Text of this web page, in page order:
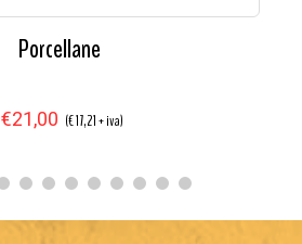
Porcellane
€21,00 (€ 17,21 + iva)